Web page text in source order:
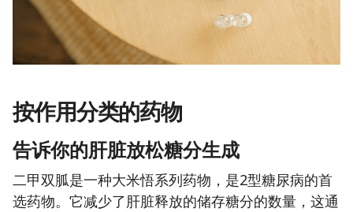
按作用分类的药物
告诉你的肝脏放松糖分生成
二甲双胍是一种大米悟系列药物，是2型糖尿病的首
选药物。它减少了肝脏释放的储存糖分的数量，这通